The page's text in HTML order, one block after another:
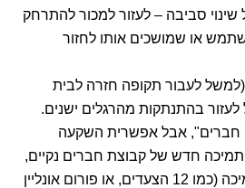
שינוי סביבה – לעזור למכור להתרחק
או שמושכים אותו לחזור
(למשל לעבור תקופה חזרה לבית
לעזור בהתנתקות מהרגלים ישנים.
חברים", אבל אפשרית השקעה
חדש של קבוצת חברים נקיים,
או הצטרפות לקבוצת תמיכה (כמו 12 הצעדים, או פורום אונליין